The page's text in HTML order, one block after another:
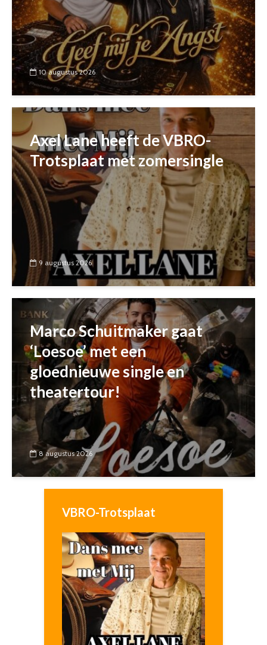
10 augustus 2026
Axel Lane heeft de VBRO-
Trotsplaat met zomersingle
9 augustus 2026
Marco Schuitmaker gaat
‘Loesoe’ met een
gloednieuwe single en
theatertour!
8 augustus 2026
VBRO-Trotsplaat